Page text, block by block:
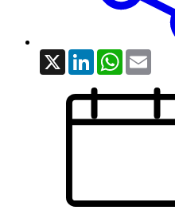
X LinkedInWhatsApp